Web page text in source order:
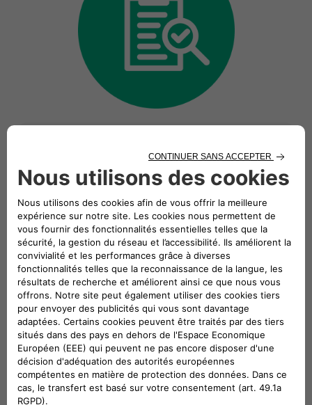
Prêt à participer à quelque
chose de plus grand ?
Nous sommes toujours à la
recherche de talents !
Découvrez nos postes à pourvoir et
rejoignez notre communauté de
talents. Chez Free2move eSolutions,
nous célébrons la diversité et
l'inclusion. Nous pensons que chaque
voix compte et nous recherchons
activement des personnes de tous
horizons pour rejoindre notre équipe.
Quels que soient votre culture, votre
sexe, vos capacités ou votre identité,
vous trouverez ici l'égalité des